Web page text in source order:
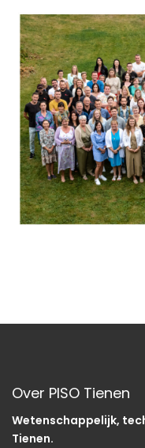
Over PISO Tienen
Wetenschappelijk,
Tienen.